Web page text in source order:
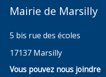
Mairie de Marsilly
5 bis rue des écoles
17137 Marsilly
Vous pouvez nous joindre